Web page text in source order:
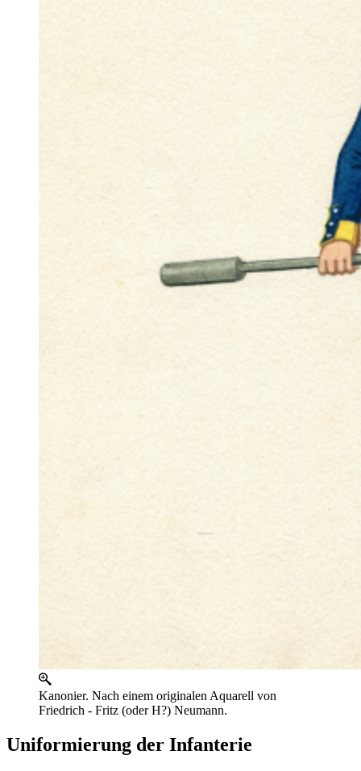
Kanonier. Nach einem originalen Aquarell von
Friedrich - Fritz (oder H?) Neumann.
Uniformierung der Infanterie